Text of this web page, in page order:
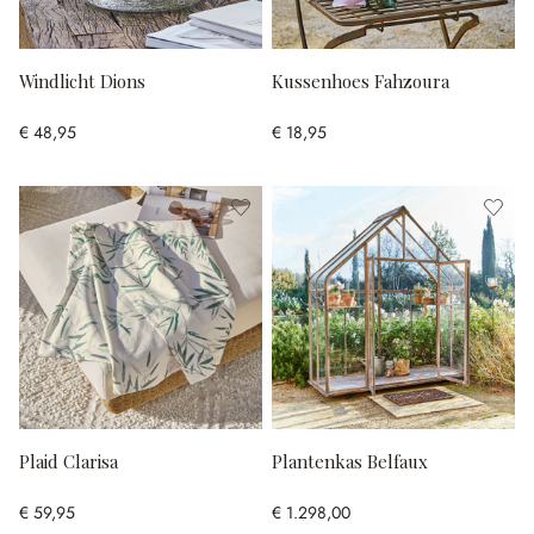
Windlicht Dions
€ 48,95
Kussenhoes Fahzoura
€ 18,95
Plaid Clarisa
€ 59,95
Plantenkas Belfaux
€ 1.298,00